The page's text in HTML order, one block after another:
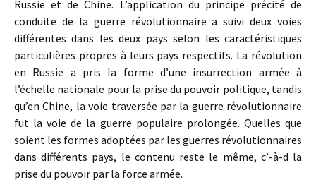
Russie et de Chine. L’application du principe précité de
conduite de la guerre révolutionnaire a suivi deux voies
différentes dans les deux pays selon les caractéristiques
particulières propres à leurs pays respectifs. La révolution
en Russie a pris la forme d’une insurrection armée à
l’échelle nationale pour la prise du pouvoir politique, tandis
qu’en Chine, la voie traversée par la guerre révolutionnaire
fut la voie de la guerre populaire prolongée. Quelles que
soient les formes adoptées par les guerres révolutionnaires
dans différents pays, le contenu reste le même, c’-à-d la
prise du pouvoir par la force armée.